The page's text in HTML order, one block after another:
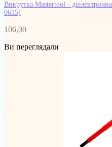
Викрутка Mastertool -
0615)
106,00
Ви переглядали